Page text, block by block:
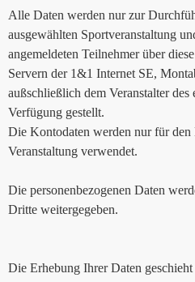
Alle Daten werden nur zur
ausgewählten Sportveranstaltung
angemeldeten Teilnehmer über
Servern der 1&1 Internet SE,
außschließlich dem Veranstalter des
Verfügung gestellt.
Die Kontodaten werden nur für
Veranstaltung verwendet.
Die personenbezogenen Daten
Dritte weitergegeben.
Die Erhebung Ihrer Daten